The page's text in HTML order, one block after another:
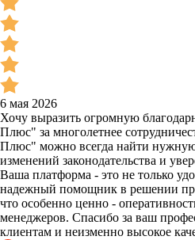
6 мая 2026
Хочу выразить огромную
Плюс" за многолетнее
Плюс" можно всегда найти
изменений законодательства и
Ваша платформа - это не только
надежный помощник в решении
что особенно ценно -
менеджеров. Спасибо за ваш
клиентам и неизменно высокое